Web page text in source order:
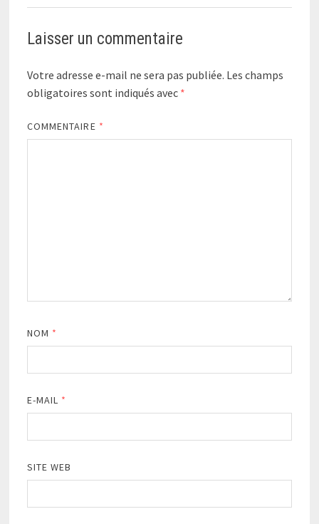
Laisser un commentaire
Votre adresse e-mail ne sera pas publiée. Les champs
obligatoires sont indiqués avec *
COMMENTAIRE *
NOM *
E-MAIL *
SITE WEB